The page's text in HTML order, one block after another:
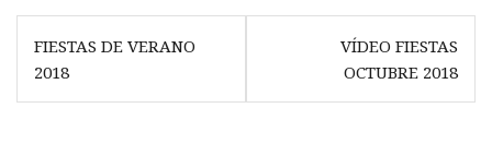
Navegación
de
entradas
FIESTAS DE VERANO
2018
VÍDEO FIESTAS
OCTUBRE 2018